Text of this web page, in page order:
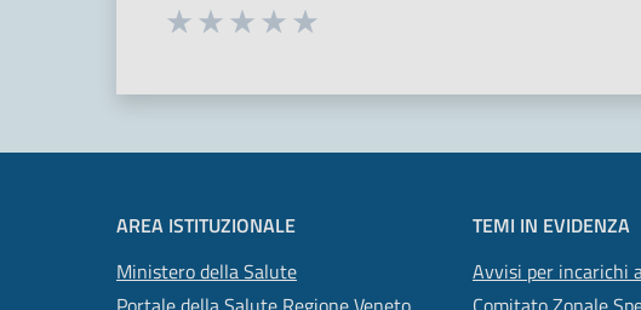
Seleziona una valutazione da 1 a 5 stelle
AREA ISTITUZIONALE
Ministero della Salute
TEMI IN EVIDENZA
Avvisi per incarichi